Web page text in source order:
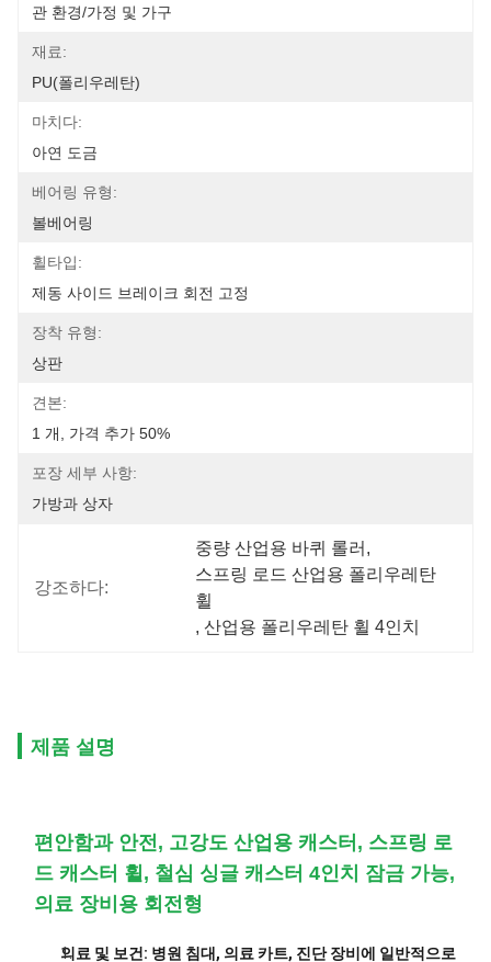
관 환경/가정 및 가구
재료:
PU(폴리우레탄)
마치다:
아연 도금
베어링 유형:
볼베어링
휠타입:
제동 사이드 브레이크 회전 고정
장착 유형:
상판
견본:
1 개, 가격 추가 50%
포장 세부 사항:
가방과 상자
강조하다:
중량 산업용 바퀴 롤러 ,
스프링 로드 산업용 폴리우레탄
휠
, 산업용 폴리우레탄 휠 4인치
제품 설명
편안함과 안전, 고강도 산업용 캐스터, 스프링 로
드 캐스터 휠, 철심 싱글 캐스터 4인치 잠금 가능,
의료 장비용 회전형
의료 및 보건: 병원 침대, 의료 카트, 진단 장비에 일반적으로